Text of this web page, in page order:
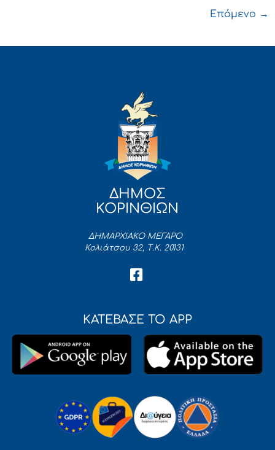
Επόμενο →
ΔΗΜΟΣ
ΚΟΡΙΝΘΙΩΝ
ΔΗΜΑΡΧΙΑΚΟ ΜΕΓΑΡΟ
Κολιάτσου 32, Τ.Κ. 20131
ΚΑΤΕΒΑΣΕ ΤΟ APP